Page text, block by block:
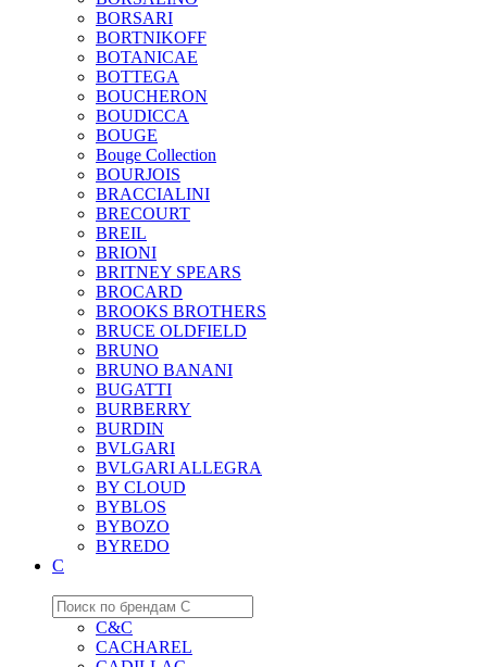
BORSARI
BORTNIKOFF
BOTANICAE
BOTTEGA
BOUCHERON
BOUDICCA
BOUGE
Bouge Collection
BOURJOIS
BRACCIALINI
BRECOURT
BREIL
BRIONI
BRITNEY SPEARS
BROCARD
BROOKS BROTHERS
BRUCE OLDFIELD
BRUNO
BRUNO BANANI
BUGATTI
BURBERRY
BURDIN
BVLGARI
BVLGARI ALLEGRA
BY CLOUD
BYBLOS
BYBOZO
BYREDO
C
C&C
CACHAREL